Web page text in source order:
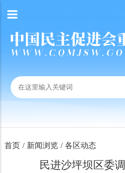
首页 / 新闻浏览 / 各区动态
民进沙坪坝区委